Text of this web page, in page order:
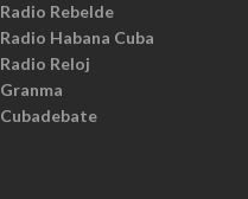
Radio Rebelde
Radio Habana Cuba
Radio Reloj
Granma
Cubadebate